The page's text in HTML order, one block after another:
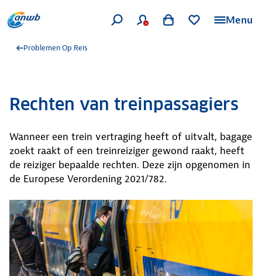
Menu
Problemen Op Reis
Rechten van treinpassagiers
Wanneer een trein vertraging heeft of uitvalt, bagage
zoekt raakt of een treinreiziger gewond raakt, heeft
de reiziger bepaalde rechten. Deze zijn opgenomen in
de Europese Verordening 2021/782.